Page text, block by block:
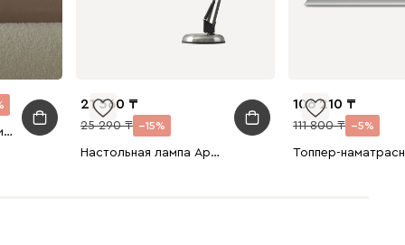
Чехол для матраса Линен 180x200
21 560
25 290 15
Настольная лампа Арбет Серебристый
106 210
111 800 5